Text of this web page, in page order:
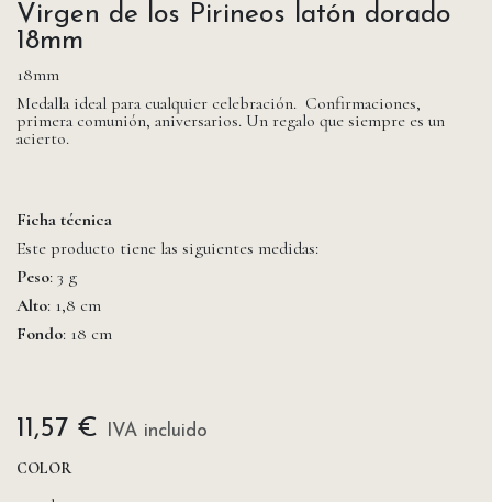
Virgen de los Pirineos latón dorado
18mm
18mm
Medalla ideal para cualquier celebración. Confirmaciones,
primera comunión, aniversarios. Un regalo que siempre es un
acierto.
Ficha técnica
Este producto tiene las siguientes medidas:
Peso: 3 g
Alto: 1,8 cm
Fondo: 18 cm
11,57 €
IVA incluido
COLOR